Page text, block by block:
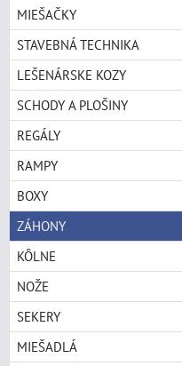
MIEŠAČKY
STAVEBNÁ TECHNIKA
LEŠENÁRSKE KOZY
SCHODY A PLOŠINY
REGÁLY
RAMPY
BOXY
ZÁHONY
KÔLNE
NOŽE
SEKERY
MIEŠADLÁ